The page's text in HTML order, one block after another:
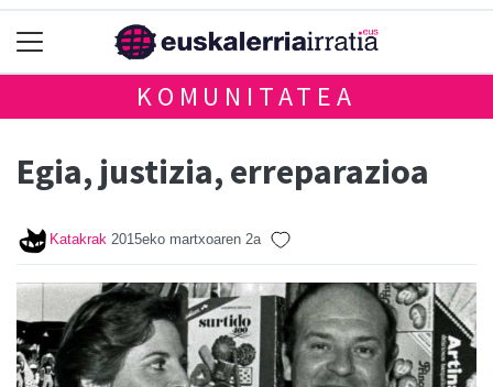
KOMUNITATEA
Egia, justizia, erreparazioa
Katakrak 2015eko martxoaren 2a